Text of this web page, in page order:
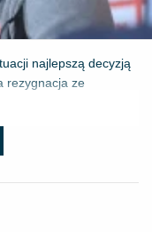
najlepszą decyzją
rezygnacja ze